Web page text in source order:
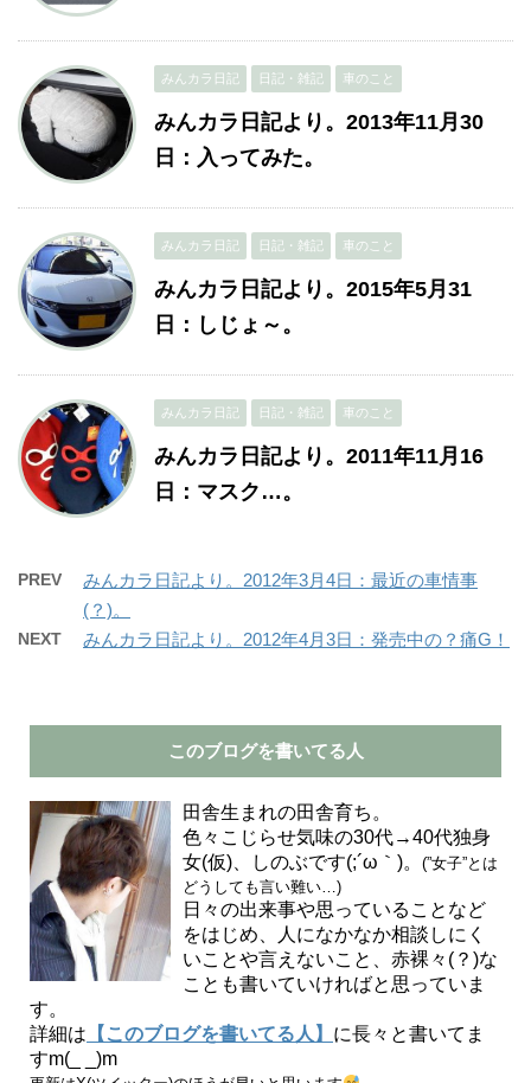
みんカラ日記 日記・雑記 車のこと
みんカラ日記より。2013年11月30
日：入ってみた。
みんカラ日記 日記・雑記 車のこと
みんカラ日記より。2015年5月31
日：しじょ～。
みんカラ日記 日記・雑記 車のこと
みんカラ日記より。2011年11月16
日：マスク…。
PREV
みんカラ日記より。2012年3月4日：最近の車情事
(？)。
NEXT みんカラ日記より。2012年4月3日：発売中の？痛G！
このブログを書いてる人
田舎生まれの田舎育ち。
色々こじらせ気味の30代→40代独身
女(仮)、しのぶです(;´ω｀)。(”女子”とは
どうしても言い難い…)
日々の出来事や思っていることなど
をはじめ、人になかなか相談しにく
いことや言えないこと、赤裸々(？)な
ことも書いていければと思っていま
す。
詳細は 【このブログを書いてる人】 に長々と書いてま
すm(_ _)m